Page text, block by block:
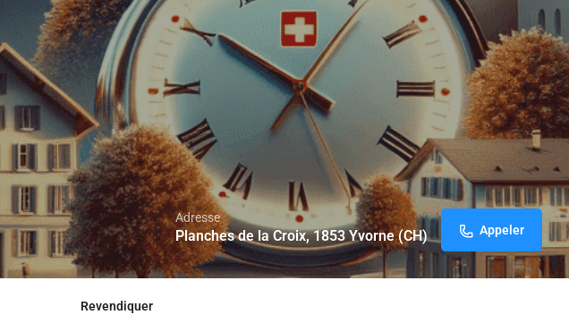
Adresse
Planches de la Croix, 1853 Yvorne (CH) Appeler
Revendiquer